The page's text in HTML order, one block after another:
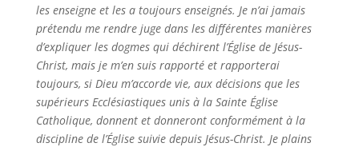
les enseigne et les a toujours enseignés. Je n’ai jamais
prétendu me rendre juge dans les différentes manières
d’expliquer les dogmes qui déchirent l’Église de Jésus-
Christ, mais je m’en suis rapporté et rapporterai
toujours, si Dieu m’accorde vie, aux décisions que les
supérieurs Ecclésiastiques unis à la Sainte Église
Catholique, donnent et donneront conformément à la
discipline de l’Église suivie depuis Jésus-Christ. Je plains